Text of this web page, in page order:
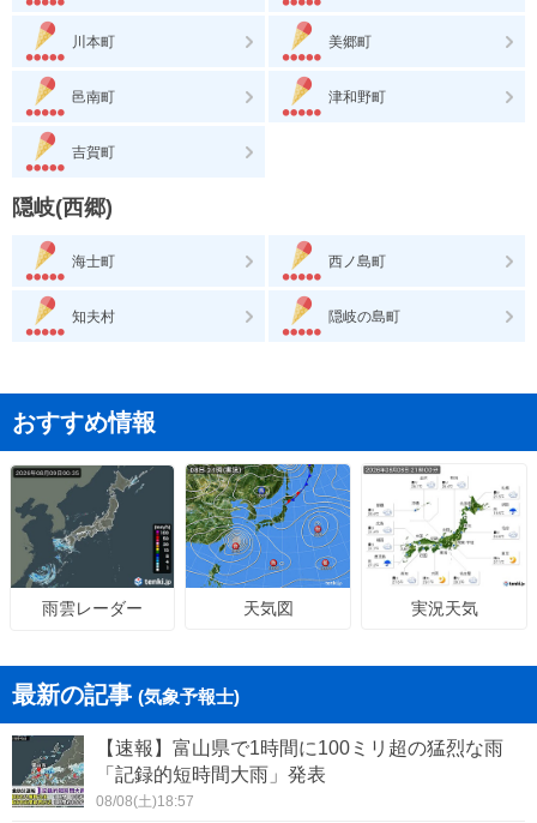
川本町 美郷町
邑南町 津和野町
吉賀町
隠岐(西郷)
海士町 西ノ島町
知夫村 隠岐の島町
おすすめ情報
雨雲レーダー 天気図 実況天気
最新の記事 (気象予報士)
【速報】富山県で1時間に100ミリ超の猛烈な雨
「記録的短時間大雨」発表
08/08(土)18:57